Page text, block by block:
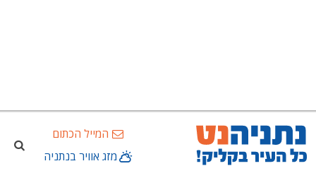
המייל הכתום
מזג אוויר בנתניה